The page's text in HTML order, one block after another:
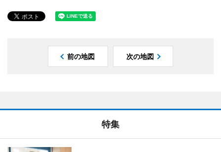
前の地図 次の地図
特集